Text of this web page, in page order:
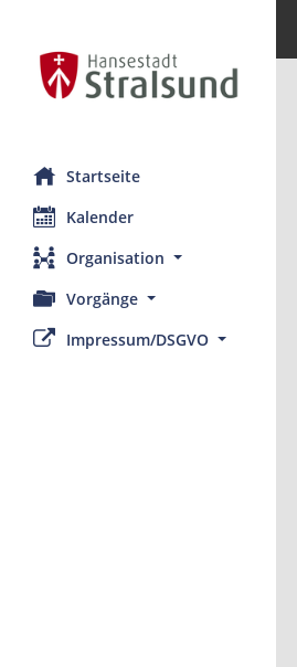
Startseite
Kalender
Organisation
Vorgänge
Impressum/DSGVO